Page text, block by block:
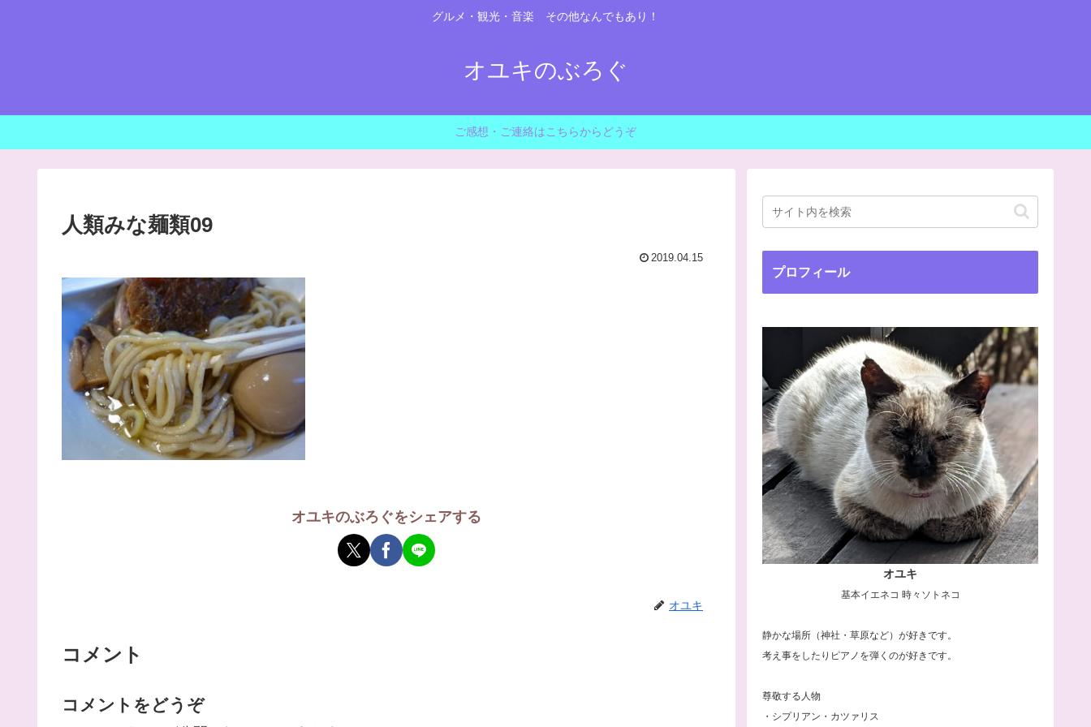
グルメ・観光・音楽 その他なんでもあり！
オユキのぶろぐ
ご感想・ご連絡はこちらからどうぞ
人類みな麺類09
2019.04.15
オユキのぶろぐをシェアする
オユキ
コメント
コメントをどうぞ
プロフィール
オユキ
基本イエネコ 時々ソトネコ
静かな場所（神社・草原など）が好きです。
考え事をしたりピアノを弾くのが好きです。
尊敬する人物
・シプリアン・カツァリス